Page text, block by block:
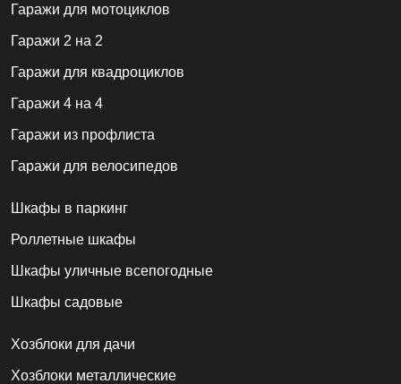
Гаражи для мотоциклов
Гаражи 2 на 2
Гаражи для квадроциклов
Гаражи 4 на 4
Гаражи из профлиста
Гаражи для велосипедов
Шкафы в паркинг
Роллетные шкафы
Шкафы уличные всепогодные
Шкафы садовые
Хозблоки для дачи
Хозблоки металлические